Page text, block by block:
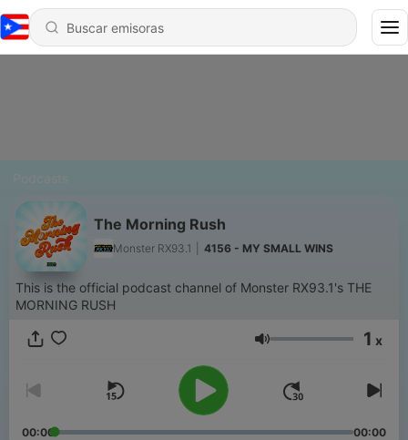
The Morning Rush
Monster RX93.1 4156 - MY SMALL WINS
This is the official podcast channel of Monster RX93.1's THE
MORNING RUSH
Volumen 1 x
00:00 00:00